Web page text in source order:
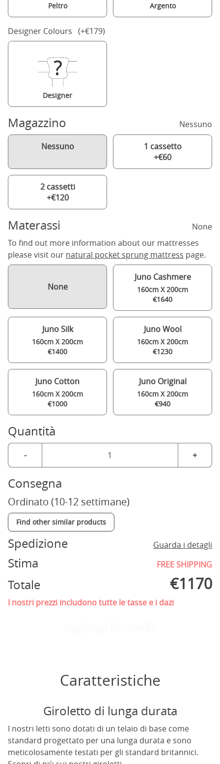
Peltro Argento
Designer Colours (+€179)
Designer
Magazzino Nessuno
Nessuno
1 cassetto
+€60
2 cassetti
+€120
Materassi
None
To find out more information about our mattresses
please visit our natural pocket sprung mattress page.
None
Juno Cashmere
160cm X 200cm
€1640
Juno Silk
160cm X 200cm
€1400
Juno Wool
160cm X 200cm
€1230
Juno Cotton
160cm X 200cm
€1000
Juno Original
160cm X 200cm
€940
Quantità
- +
Consegna
Ordinato (10-12 settimane)
Find other similar products
Spedizione Guarda i detagli
Stima FREE SHIPPING
Totale €1170
I nostri prezzi includono tutte le tasse e i dazi
Caratteristiche
Giroletto di lunga durata
I nostri letti sono dotati di un telaio di base come
standard progettato per una lunga durata e sono
meticolosamente testati per gli standard britannici.